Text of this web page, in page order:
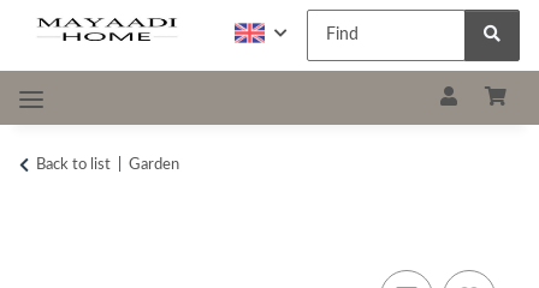
Back to list Garden